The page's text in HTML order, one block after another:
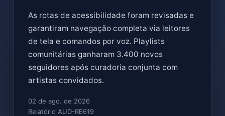
As rotas de acessibilidade foram revisadas e
garantiram navegação completa via leitores
de tela e comandos por voz. Playlists
comunitárias ganharam 3.400 novos
seguidores após curadoria conjunta com
artistas convidados.
02 de ago. de 2026
Relatório AUD-RE619